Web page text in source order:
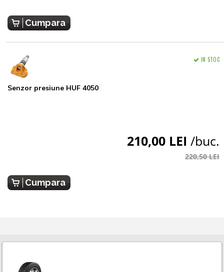
Cumpara
Senzor presiune HUF 4050
IN STOC
210,00 LEI /buc.
220,50 LEI
Cumpara